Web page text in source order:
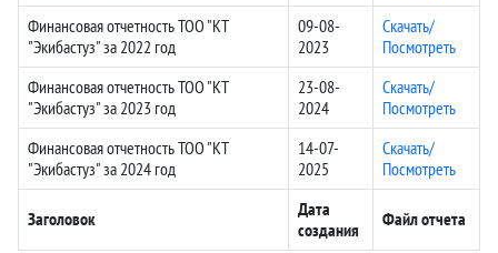
Финансовая отчетность ТОО "КТ
"Экибастуз" за 2022 год
09-08-
2023
Скачать/
Посмотреть
Финансовая отчетность ТОО "КТ
"Экибастуз" за 2023 год
23-08-
2024
Скачать/
Посмотреть
Финансовая отчетность ТОО "КТ
"Экибастуз" за 2024 год
14-07-
2025
Скачать/
Посмотреть
Заголовок
Дата
создания
Файл отчета